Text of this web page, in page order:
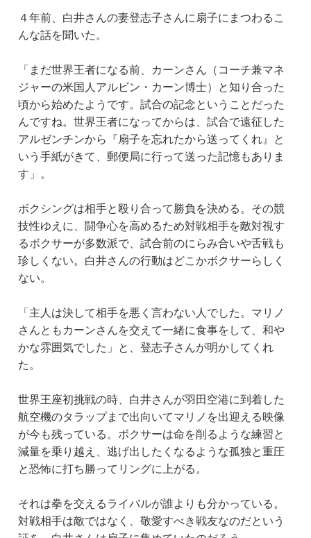
４年前、白井さんの妻登志子さんに扇子にまつわるこ
んな話を聞いた。
「まだ世界王者になる前、カーンさん（コーチ兼マネ
ジャーの米国人アルビン・カーン博士）と知り合った
頃から始めたようです。試合の記念ということだった
んですね。世界王者になってからは、試合で遠征した
アルゼンチンから『扇子を忘れたから送ってくれ』と
いう手紙がきて、郵便局に行って送った記憶もありま
す」。
ボクシングは相手と殴り合って勝負を決める。その競
技性ゆえに、闘争心を高めるため対戦相手を敵対視す
るボクサーが多数派で、試合前のにらみ合いや舌戦も
珍しくない。白井さんの行動はどこかボクサーらしく
ない。
「主人は決して相手を悪く言わない人でした。マリノ
さんともカーンさんを交えて一緒に食事をして、和や
かな雰囲気でした」と、登志子さんが明かしてくれ
た。
世界王座初挑戦の時、白井さんが羽田空港に到着した
航空機のタラップまで出向いてマリノを出迎える映像
が今も残っている。ボクサーは命を削るような練習と
減量を乗り越え、逃げ出したくなるような孤独と重圧
と恐怖に打ち勝ってリングに上がる。
それは拳を交えるライバルが誰よりも分かっている。
対戦相手は敵ではなく、敬愛すべき戦友なのだという